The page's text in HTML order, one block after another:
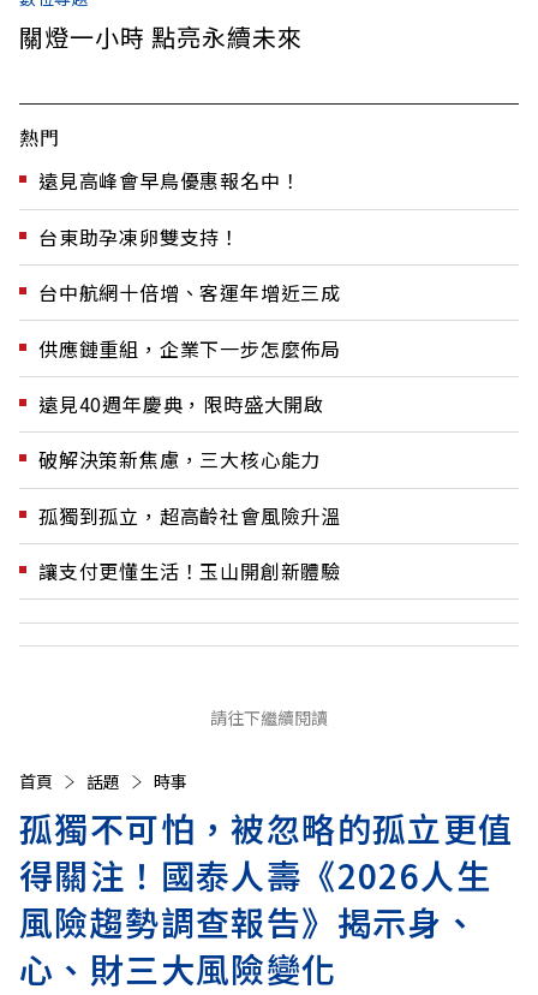
關燈一小時 點亮永續未來
熱門
遠見高峰會早鳥優惠報名中！
台東助孕凍卵雙支持！
台中航網十倍增、客運年增近三成
供應鏈重組，企業下一步怎麼佈局
遠見40週年慶典，限時盛大開啟
破解決策新焦慮，三大核心能力
孤獨到孤立，超高齡社會風險升溫
讓支付更懂生活！玉山開創新體驗
請往下繼續閱讀
首頁 話題 時事
孤獨不可怕，被忽略的孤立更值
得關注！國泰人壽《2026人生
風險趨勢調查報告》揭示身、
心、財三大風險變化